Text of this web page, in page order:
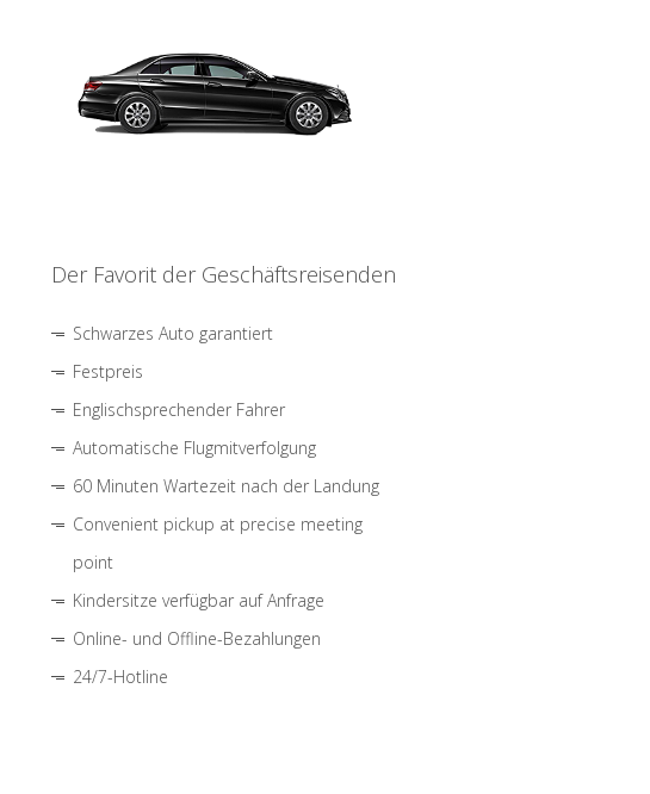
Der Favorit der Geschäftsreisenden
Schwarzes Auto garantiert
Festpreis
Englischsprechender Fahrer
Automatische Flugmitverfolgung
60 Minuten Wartezeit nach der Landung
Convenient pickup at precise meeting
point
Kindersitze verfügbar auf Anfrage
Online- und Offline-Bezahlungen
24/7-Hotline